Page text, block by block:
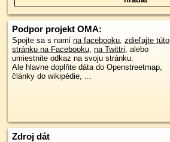
Podpor projekt OMA:
Spojte sa s nami na facebooku, zdieľajte túto
stránku na Facebooku, na Twittri, alebo
umiestnite odkaz na svoju stránku.
Ale hlavne doplňte dáta do Openstreetmap,
články do wikipédie, ...
Zdroj dát